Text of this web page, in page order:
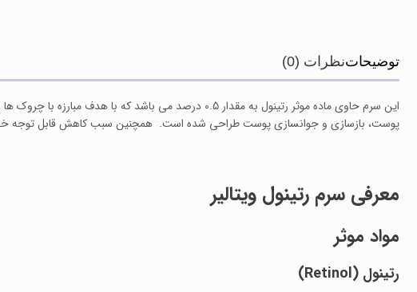
توضیحاتنظرات (0)
این سرم حاوی ماده موثر رتینول به مقدار 0.5 درصد می باشد که
پوست، بازسازی و جوانسازی پوست طراحی شده است. همچنین سبب کاهش قابل توجه
معرفی سرم رتینول ویتالیر
مواد موثر
رتینول (Retinol)